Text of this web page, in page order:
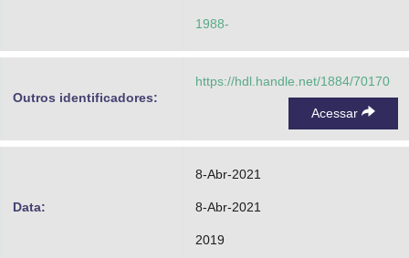
1988-
Outros identificadores:
https://hdl.handle.net/1884/70170
Acessar
Data:
8-Abr-2021
8-Abr-2021
2019